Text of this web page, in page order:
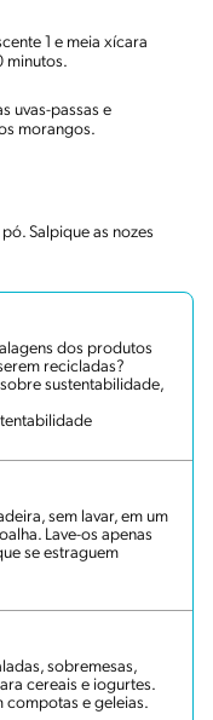
1 e meia xícara
minutos.
uvas-passas e
morangos.
Salpique as nozes
dos produtos
recicladas?
sustentabilidade,
sem lavar, em um
Lave-os apenas
se estraguem
sobremesas,
cereais e iogurtes.
compotas e geleias.